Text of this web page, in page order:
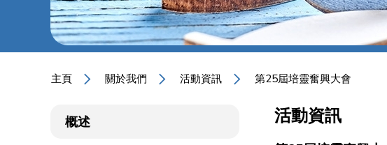
主頁 關於我們 活動資訊 第25屆培靈奮興大會
概述 活動資訊